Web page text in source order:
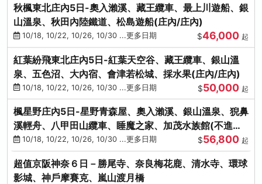
秋楓東北庄內5日-奧入瀨溪、藏王纜車、最上川遊船、銀
山溫泉、秋田內陸鐵道、松島遊船(庄內/庄內)
10/18, 10/22, 10/26, 10/30 ...更多日期 $46,000 起
紅葉紛飛東北庄內5日-紅葉天空谷、藏王纜車、銀山溫
泉、五色沼、大內宿、會津若松城、採水果(庄內/庄內)
10/18, 10/22, 10/26, 10/30 ...更多日期 $50,000 起
楓星野庄內5日-星野青森屋、奧入瀨溪、銀山溫泉、猊鼻
溪輕舟、八甲田山纜車、睡魔之家、加茂水族館(不進店)
(庄內/庄內)
10/18, 10/22, 10/26, 10/30 ...更多日期 $56,800 起
超值京阪神奈６日－勝尾寺、奈良梅花鹿、清水寺、環球
影城、神戶摩賽克、嵐山渡月橋